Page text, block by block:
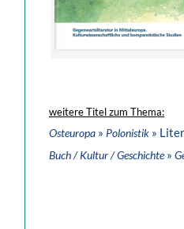
weitere Titel zum Thema:
Osteuropa » Polonistik »
Buch / Kultur / Geschichte»